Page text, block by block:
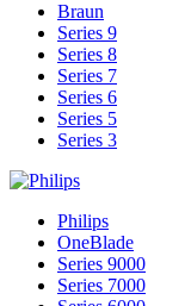
Braun
Series 9
Series 8
Series 7
Series 6
Series 5
Series 3
Philips
OneBlade
Series 9000
Series 7000